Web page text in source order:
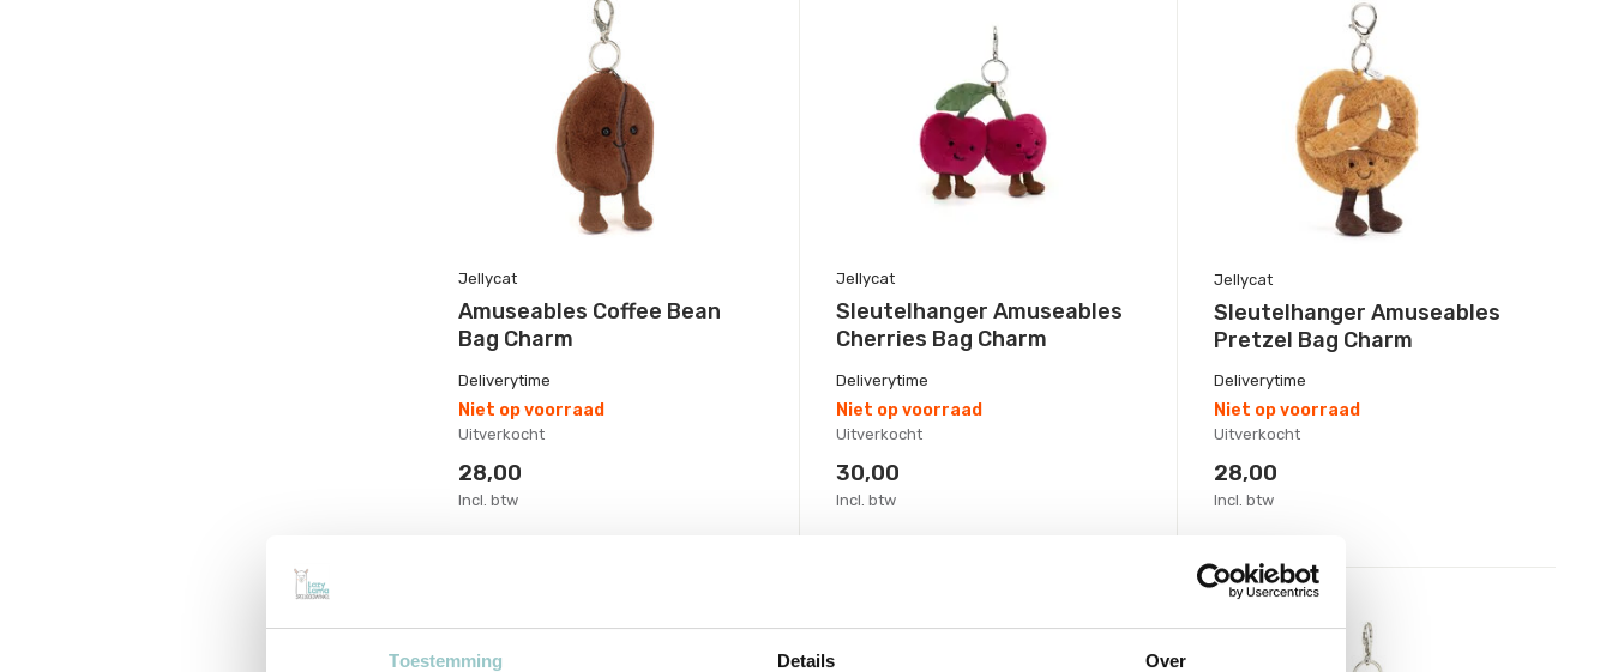
Toestemming Details Over
Jellycat
Amuseables Coffee Bean
Bag Charm
Deliverytime
Niet op voorraad
Uitverkocht
28,00
Incl. btw
Jellycat
Sleutelhanger Amuseables
Cherries Bag Charm
Deliverytime
Niet op voorraad
Uitverkocht
30,00
Incl. btw
Jellycat
Sleutelhanger Amuseables
Pretzel Bag Charm
Deliverytime
Niet op voorraad
Uitverkocht
28,00
Incl. btw